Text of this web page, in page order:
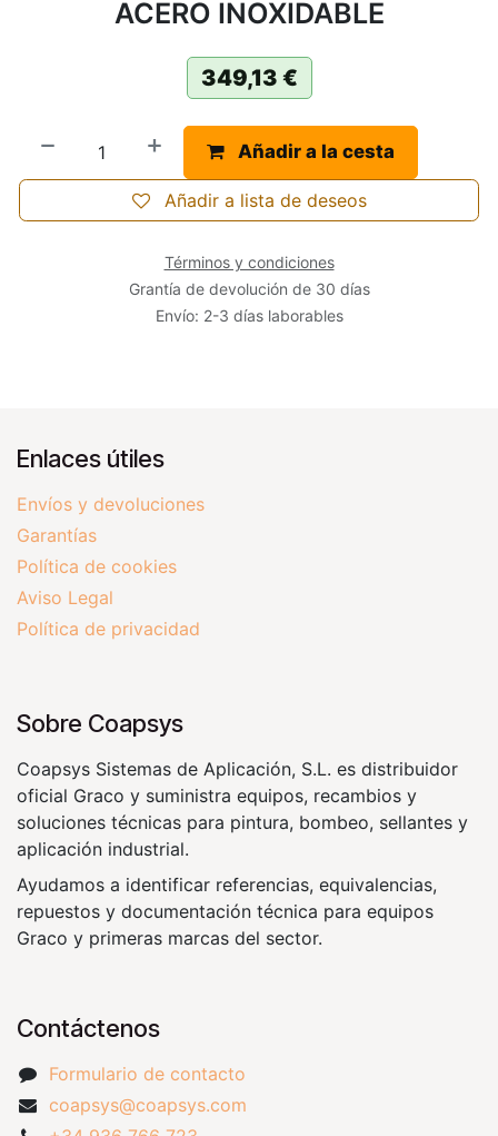
ACERO INOXIDABLE
349,13 €
Añadir a la cesta
Añadir a lista de deseos
Términos y condiciones
Grantía de devolución de 30 días
Envío: 2-3 días laborables
Enlaces útiles
Envíos y devoluciones
Garantías
Política de cookies
Aviso Legal
Política de privacidad
Sobre Coapsys
Coapsys Sistemas de Aplicación, S.L. es distribuidor
oficial Graco y suministra equipos, recambios y
soluciones técnicas para pintura, bombeo, sellantes y
aplicación industrial.
Ayudamos a identificar referencias, equivalencias,
repuestos y documentación técnica para equipos
Graco y primeras marcas del sector.
Contáctenos
Formulario de contacto
coapsys@coapsys.com